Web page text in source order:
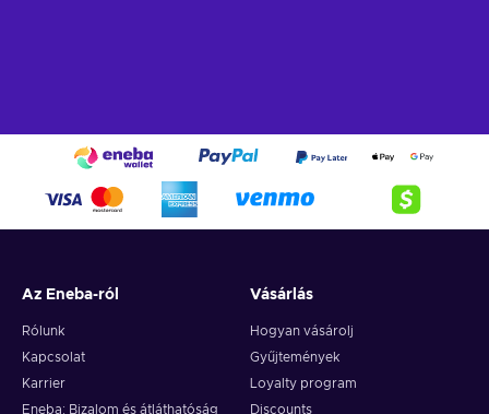
Az Eneba-ról
Rólunk
Kapcsolat
Karrier
Eneba: Bizalom és átláthatóság
Vásárlás
Hogyan vásárolj
Gyűjtemények
Loyalty program
Discounts